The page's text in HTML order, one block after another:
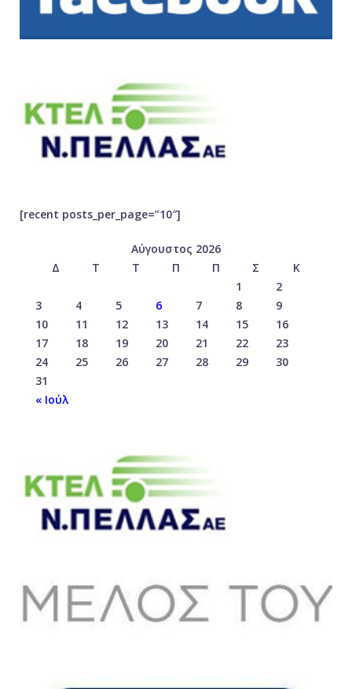
[recent posts_per_page=”10″]
Αύγουστος 2026
Δ
Τ Τ Π Π Σ
Κ
1
2
3
4 5 6 7 8
9
10
11 12 13 14 15
16
17
18 19 20 21 22
23
24
25 26 27 28 29
30
31
« Ιούλ